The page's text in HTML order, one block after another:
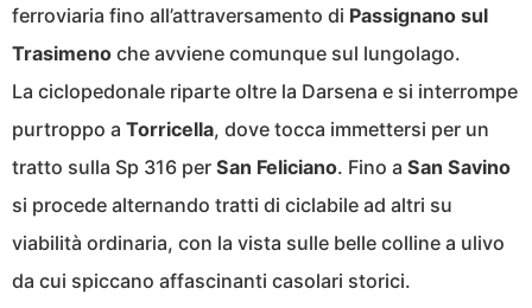
ferroviaria fino all’attraversamento di Passignano sul
Trasimeno che avviene comunque sul lungolago.
La ciclopedonale riparte oltre la Darsena e si interrompe
purtroppo a Torricella, dove tocca immettersi per un
tratto sulla Sp 316 per San Feliciano. Fino a San Savino
si procede alternando tratti di ciclabile ad altri su
viabilità ordinaria, con la vista sulle belle colline a ulivo
da cui spiccano affascinanti casolari storici.